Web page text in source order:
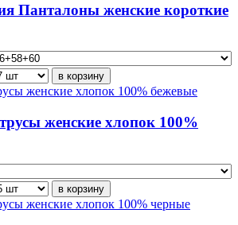
Панталоны женские короткие
женские хлопок 100%